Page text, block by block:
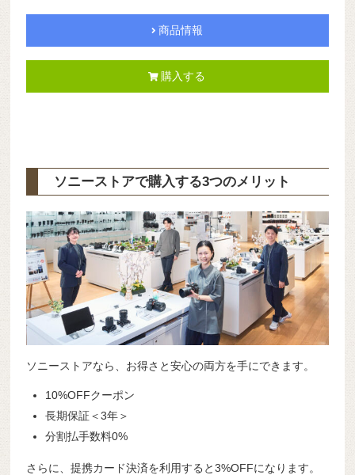
商品情報
購入する
ソニーストアで購入する3つのメリット
ソニーストアなら、お得さと安心の両方を手にできます。
10%OFFクーポン
長期保証＜3年＞
分割払手数料0%
さらに、提携カード決済を利用すると3%OFFになります。